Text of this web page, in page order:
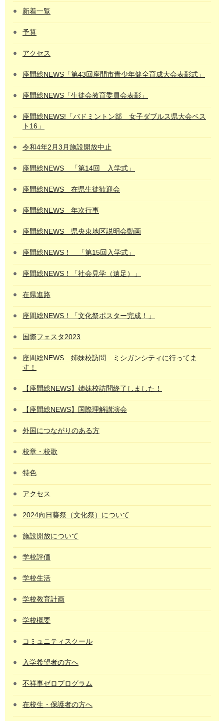
新着一覧
予算
アクセス
座間総NEWS「第43回座間市青少年健全育成大会表彰式」
座間総NEWS「生徒会教育委員会表彰」
座間総NEWS!「バドミントン部 女子ダブルス県大会ベス
ト16」
令和4年2月3月施設開放中止
座間総NEWS 「第14回 入学式」
座間総NEWS 在県生徒歓迎会
座間総NEWS 年次行事
座間総NEWS 県央東地区説明会動画
座間総NEWS！ 「第15回入学式」
座間総NEWS！「社会見学（遠足）」
在県進路
座間総NEWS！「文化祭ポスター完成！」
国際フェスタ2023
座間総NEWS 姉妹校訪問 ミシガンシティに行ってま
す！
【座間総NEWS】姉妹校訪問終了しました！
【座間総NEWS】国際理解講演会
外国につながりのある方
校章・校歌
特色
アクセス
2024向日葵祭（文化祭）について
施設開放について
学校評価
学校生活
学校教育計画
学校概要
コミュニティスクール
入学希望者の方へ
不祥事ゼロプログラム
在校生・保護者の方へ